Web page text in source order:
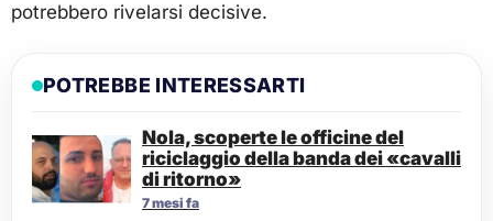
potrebbero rivelarsi decisive.
POTREBBE INTERESSARTI
Nola, scoperte le officine del
riciclaggio della banda dei «cavalli
di ritorno»
7 mesi fa